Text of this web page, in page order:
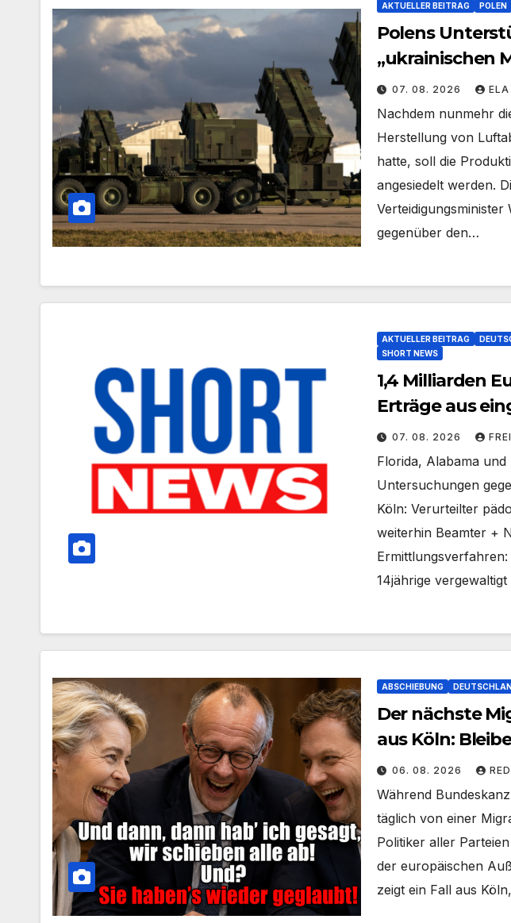
AKTUELLER BEITRAG POLEN
Polens
„ukrainischen
Patriots aus
07. 08. 2026 ELA
Nachdem nunmehr
Herstellung von
hatte, soll die
angesiedelt werden.
Verteidigungsminister
gegenüber den…
AKTUELLER BEITRAG
SHORT NEWS
1,4 Milliarden
Erträge aus
russischen
Ukraine
07. 08. 2026
Florida, Alabama
Untersuchungen
Köln: Verurteilter
weiterhin Beamter +
14jährige
ABSCHIEBUNG
Der nächste
aus Köln:
06. 08. 2026
Während
täglich von einer
Politiker aller
der europäischen
zeigt ein Fall aus